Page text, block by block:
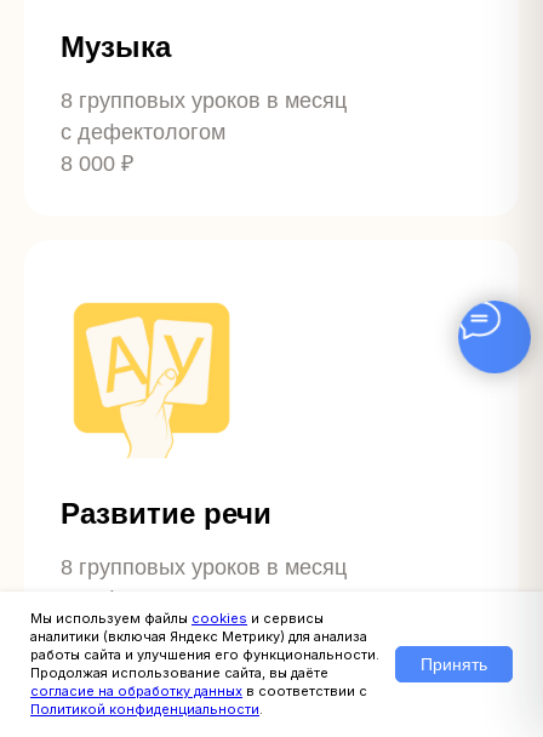
Музыка
8 групповых уроков в месяц
с дефектологом
8 000 ₽
Развитие речи
8 групповых уроков в месяц
с дефектологом
8 000 ₽
Мы используем файлы cookies и сервисы
аналитики (включая Яндекс Метрику) для анализа
работы сайта и улучшения его функциональности.
Продолжая использование сайта, вы даёте
согласие на обработку данных в соответствии с
Политикой конфиденциальности.
Принять